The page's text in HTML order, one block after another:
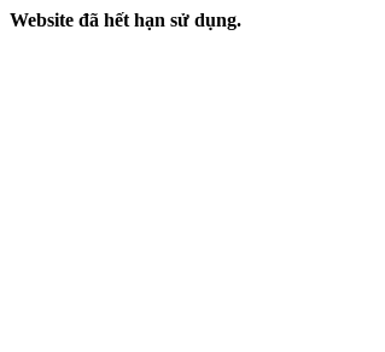
Website đã hết hạn sử dụng.